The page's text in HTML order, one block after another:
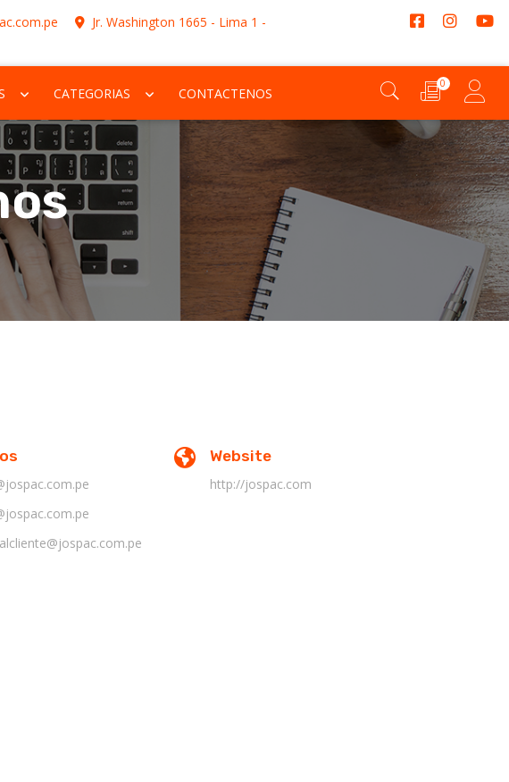
Jr. Washington 1665 - Lima 1 -
CATEGORIAS CONTACTENOS
0
Website
http://jospac.com